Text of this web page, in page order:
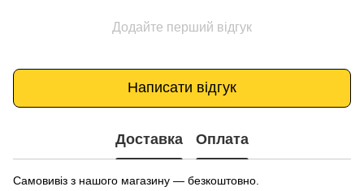
Додайте перший відгук
Написати відгук
Доставка Оплата
Самовивіз з нашого магазину — безкоштовно.